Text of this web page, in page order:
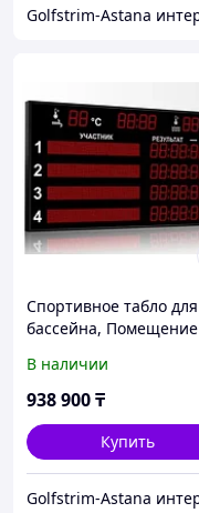
Спортивное табло для
бассейна, Помещение
В наличии
938 900₸
Купить